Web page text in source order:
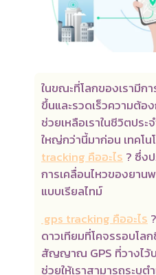
ในขณะที่โลกของเรามีก
ขึ้นและรวดเร็วความต้อ
ช่วยเหลือเราในชีวิตประ
ใหญ่กว่านี้มาก่อน เทคโ
tracking คืออะไร? ซึ่ง
การเคลื่อนไหวของยา
แบบเรียลไทม์
gps tracking คืออะไร
ดาวเทียมที่โคจรรอบโล
สัญญาณ GPS ที่วางไ
ช่วยให้เราสามารถระบุ